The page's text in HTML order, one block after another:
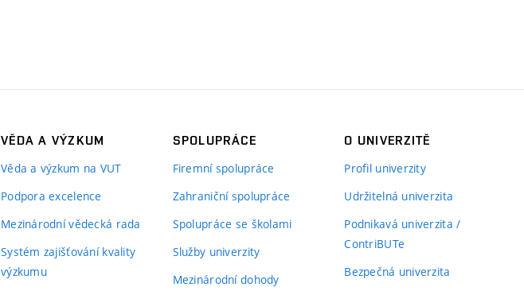
VĚDA A VÝZKUM
Věda a výzkum na VUT
Podpora excelence
Mezinárodní vědecká rada
Systém zajišťování kvality
výzkumu
SPOLUPRÁCE
Firemní spolupráce
Zahraniční spolupráce
Spolupráce se školami
Služby univerzity
Mezinárodní dohody
O UNIVERZITĚ
Profil univerzity
Udržitelná univerzita
Podnikavá univerzita /
ContriBUTe
Bezpečná univerzita